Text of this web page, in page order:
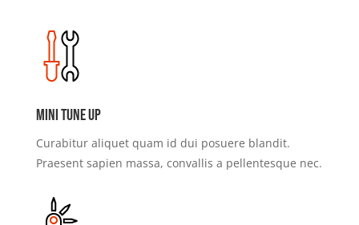
Mini Tune Up
Curabitur aliquet quam id dui posuere blandit.
Praesent sapien massa, convallis a pellentesque nec.